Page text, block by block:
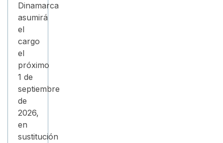
Dinamarca
asumirá
el
cargo
el
próximo
1 de
septiembre
de
2026,
en
sustitución